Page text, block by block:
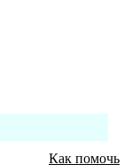
Как помочь